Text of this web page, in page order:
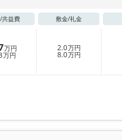
共益費 敷金/礼金
万円
万円
2.0万円
8.0万円